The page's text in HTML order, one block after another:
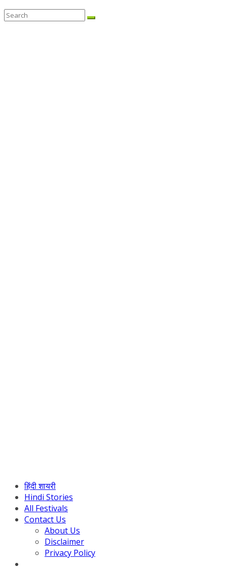
हिंदी शायरी
Hindi Stories
All Festivals
Contact Us
About Us
Disclaimer
Privacy Policy